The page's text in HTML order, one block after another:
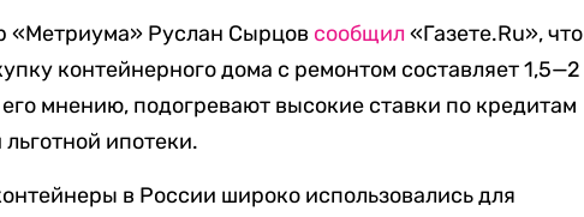
«Метриума» Руслан Сырцов сообщил «Газете.Ru», что
контейнерного дома с ремонтом составляет 1,5—2
мнению, подогревают высокие ставки по кредитам
ипотеки.
в России широко использовались для